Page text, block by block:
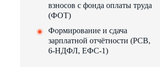
взносов с фонда оплаты труда
(ФОТ)
Формирование и сдача
зарплатной отчётности (РСВ,
6-НДФЛ, ЕФС-1)